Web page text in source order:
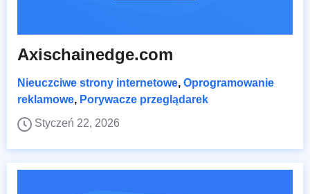
Axischainedge.com
Nieuczciwe strony internetowe, Oprogramowanie
reklamowe, Porywacze przeglądarek
Styczeń 22, 2026